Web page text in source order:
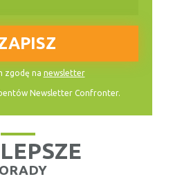
zgodę na newsletter
Newsletter Confronter.